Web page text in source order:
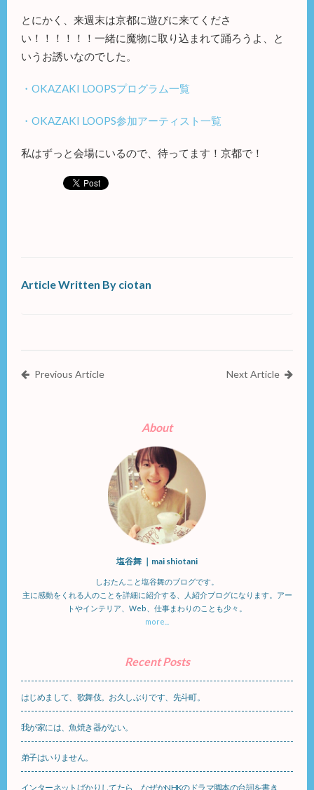
とにかく、来週末は京都に遊びに来てくださ
い！！！！！！一緒に魔物に取り込まれて踊ろうよ、と
いうお誘いなのでした。
・OKAZAKI LOOPSプログラム一覧
・OKAZAKI LOOPS参加アーティスト一覧
私はずっと会場にいるので、待ってます！京都で！
Article Written By ciotan
Previous Article Next Article
About
塩谷舞 ｜mai shiotani
しおたんこと塩谷舞のブログです。
主に感動をくれる人のことを詳細に紹介する、人紹介ブログになります。アー
トやインテリア、Web、仕事まわりのことも少々。
more...
Recent Posts
はじめまして、歌舞伎。お久しぶりです、先斗町。
我が家には、魚焼き器がない。
弟子はいりません。
インターネットばかりしてたら、なぜかNHKのドラマ脚本の台詞を書き、